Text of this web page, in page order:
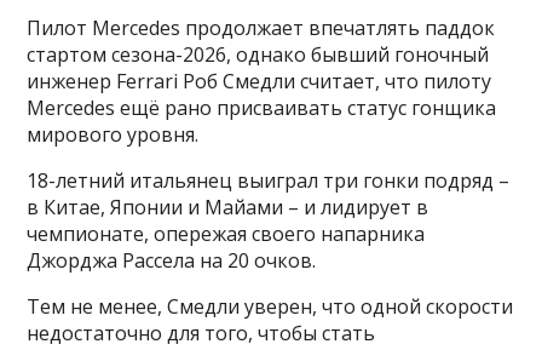
Пилот Mercedes продолжает впечатлять паддок
стартом сезона-2026, однако бывший гоночный
инженер Ferrari Роб Смедли считает, что пилоту
Mercedes ещё рано присваивать статус гонщика
мирового уровня.
18-летний итальянец выиграл три гонки подряд –
в Китае, Японии и Майами – и лидирует в
чемпионате, опережая своего напарника
Джорджа Рассела на 20 очков.
Тем не менее, Смедли уверен, что одной скорости
недостаточно для того, чтобы стать